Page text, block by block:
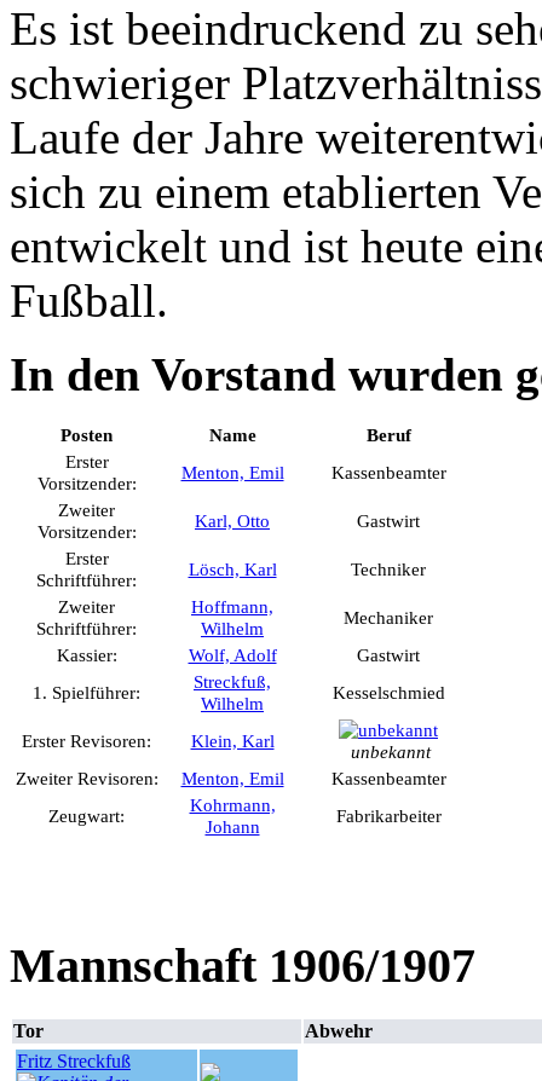
Es ist beeindruckend zu
schwieriger
Laufe der Jahre
sich zu einem etablierten
entwickelt und ist heute
Fußball.
In den Vorstand wurden
Posten Name
Beruf
Erster
Vorsitzender:
Menton, Emil
Kassenbeamter
Zweiter
Vorsitzender:
Karl, Otto
Gastwirt
Erster
Schriftführer:
Lösch, Karl
Techniker
Zweiter
Schriftführer:
Hoffmann,
Wilhelm
Mechaniker
Kassier:
Wolf, Adolf
Gastwirt
1. Spielführer:
Streckfuß,
Wilhelm
Kesselschmied
Erster Revisoren: Klein, Karl
unbekannt
Zweiter Revisoren:
Menton, Emil
Kassenbeamter
Zeugwart:
Kohrmann,
Johann
Fabrikarbeiter
Mannschaft 1906/1907
Tor
Abwehr
Fritz Streckfuß